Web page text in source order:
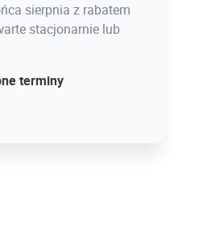
Blind Bird na
- dołącz w
sierpnia z rabatem
stacjonarnie lub
terminy